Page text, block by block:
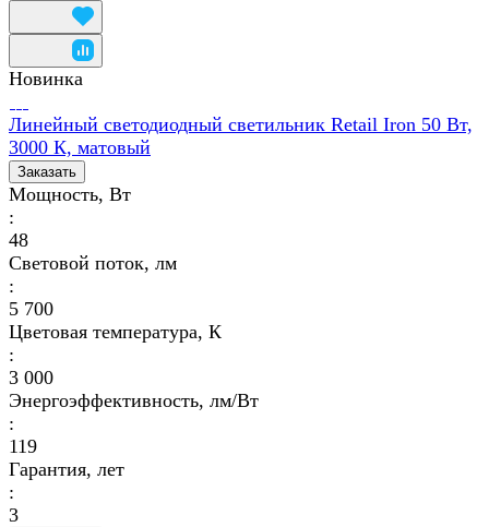
Новинка
Линейный светодиодный светильник Retail Iron 50 Вт,
3000 К, матовый
Заказать
Мощность, Вт
:
48
Световой поток, лм
:
5 700
Цветовая температура, К
:
3 000
Энергоэффективность, лм/Вт
:
119
Гарантия, лет
:
3